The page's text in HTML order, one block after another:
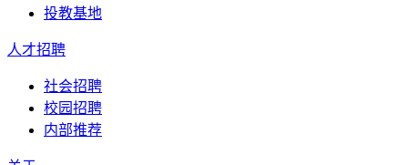
投教基地
人才招聘
社会招聘
校园招聘
内部推荐